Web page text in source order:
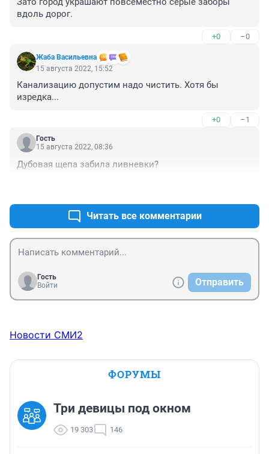
вдоль дорог.
+0 –0
Жаба Васильевна
15 августа 2022, 15:52
Канализацию допустим надо чистить. Хотя бы
изредка...
+0 –1
Гость
15 августа 2022, 08:36
Дубовая щепа забила ливневки?
Читать все комментарии
Гость
Войти
Отправить
Новости СМИ2
ФОРУМЫ
Три девицы под окном
19 303 146